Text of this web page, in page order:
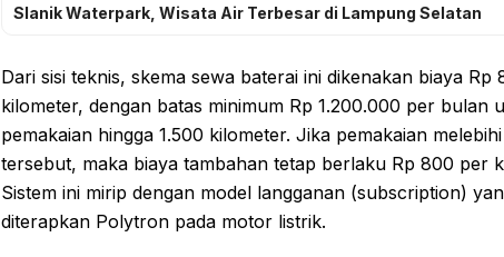
Slanik Waterpark, Wisata Air Terbesar di Lampung Selatan
Dari sisi teknis, skema sewa baterai ini dikenakan biaya Rp
kilometer, dengan batas minimum Rp 1.200.000 per bulan
pemakaian hingga 1.500 kilometer. Jika pemakaian
tersebut, maka biaya tambahan tetap berlaku Rp 800 per
Sistem ini mirip dengan model langganan (subscription)
diterapkan Polytron pada motor listrik.